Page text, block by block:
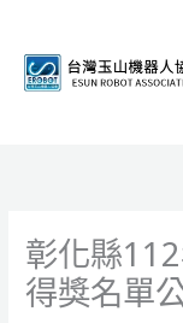
彰化縣
得獎名單